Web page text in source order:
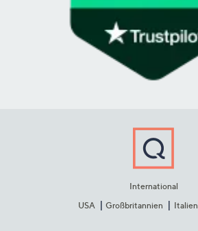
International
USA
Großbritannien Italien